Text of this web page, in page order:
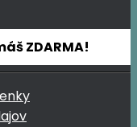
ZDARMA!